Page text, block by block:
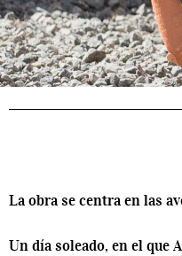
La obra se centra en las
Un día soleado, en el que